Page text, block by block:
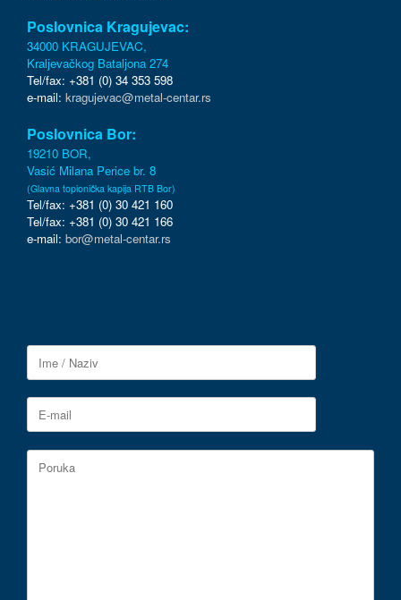
Poslovnica Kragujevac:
34000 KRAGUJEVAC,
Kraljevačkog Bataljona 274
Tel/fax: +381 (0) 34 353 598
e-mail: kragujevac@metal-centar.rs
Poslovnica Bor:
19210 BOR,
Vasić Milana Perice br. 8
(Glavna topionička kapija RTB Bor)
Tel/fax: +381 (0) 30 421 160
Tel/fax: +381 (0) 30 421 166
e-mail: bor@metal-centar.rs